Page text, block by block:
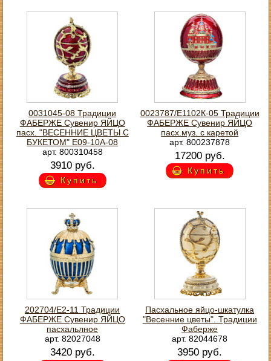
0031045-08 Традиции
ФАБЕРЖЕ Сувенир ЯЙЦО
пасх. "ВЕСЕННИЕ ЦВЕТЫ С
БУКЕТОМ" Е09-10А-08
арт. 800310458
3910 руб.
Купить
0023787/Е1102К-05 Традиции
ФАБЕРЖЕ Сувенир ЯЙЦО
пасх.муз. с каретой
арт. 800237878
17200 руб.
Купить
202704/Е2-11 Традиции
ФАБЕРЖЕ Сувенир ЯЙЦО
пасхальлное
арт. 82027048
3420 руб.
Пасхальное яйцо-шкатулка
"Весенние цветы". Традиции
Фаберже
арт. 82044678
3950 руб.